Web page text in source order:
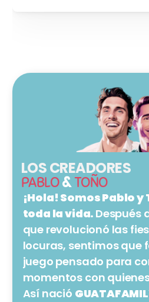
LOS CREADORES
PABLO& TOÑO
¡Hola! Somos Pablo
toda la vida. Después
que revolucionó las
locuras, sentimos que
juego pensado para
momentos con
Así nació